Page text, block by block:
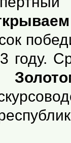
году.